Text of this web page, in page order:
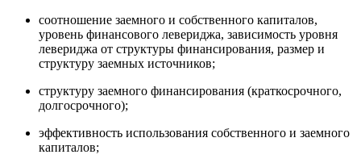
соотношение заемного и собственного капиталов,
уровень финансового левериджа, зависимость уровня
левериджа от структуры финансирования, размер и
структуру заемных источников;
структуру заемного финансирования (краткосрочного,
долгосрочного);
эффективность использования собственного и заемного
капиталов;